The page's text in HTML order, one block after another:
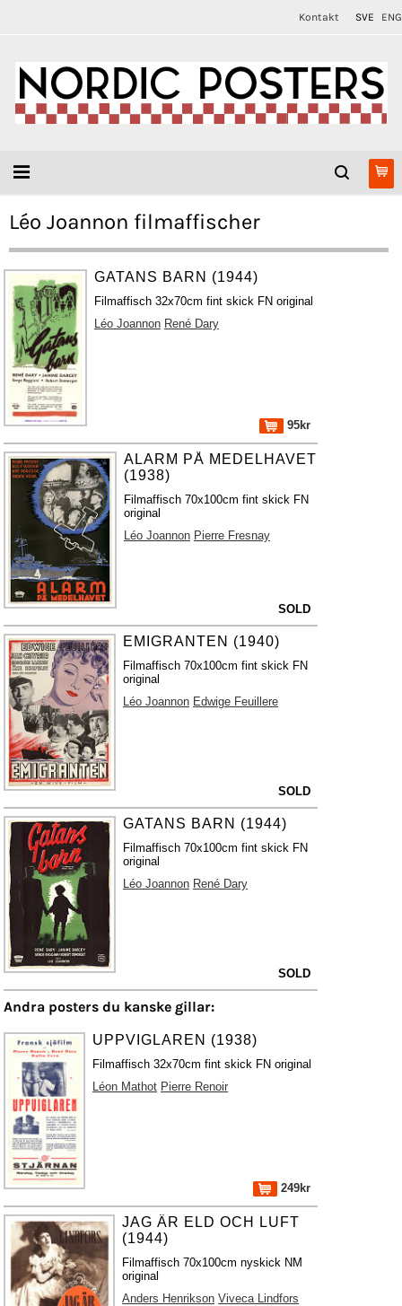
Kontakt SVE ENG
Léo Joannon filmaffischer
GATANS BARN (1944)
Filmaffisch 32x70cm fint skick FN original
Léo Joannon René Dary
95kr
ALARM PÅ MEDELHAVET
(1938)
Filmaffisch 70x100cm fint skick FN
original
Léo Joannon Pierre Fresnay
SOLD
EMIGRANTEN (1940)
Filmaffisch 70x100cm fint skick FN
original
Léo Joannon Edwige Feuillere
SOLD
GATANS BARN (1944)
Filmaffisch 70x100cm fint skick FN
original
Léo Joannon René Dary
SOLD
Andra posters du kanske gillar:
UPPVIGLAREN (1938)
Filmaffisch 32x70cm fint skick FN original
Léon Mathot Pierre Renoir
249kr
JAG ÄR ELD OCH LUFT
(1944)
Filmaffisch 70x100cm nyskick NM
original
Anders Henrikson Viveca Lindfors